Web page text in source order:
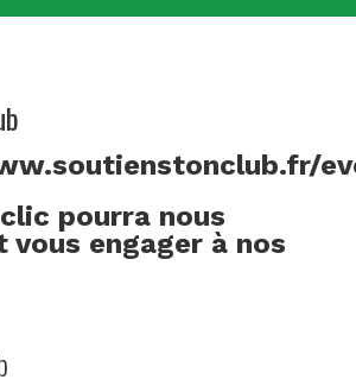
pourra nous
engager à nos